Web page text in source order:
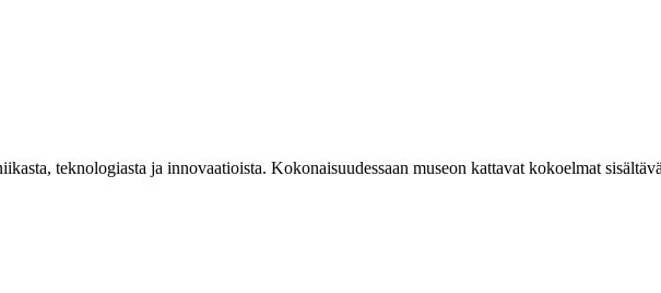
teknologiasta ja innovaatioista. Kokonaisuudessaan museon kattavat kokoelmat